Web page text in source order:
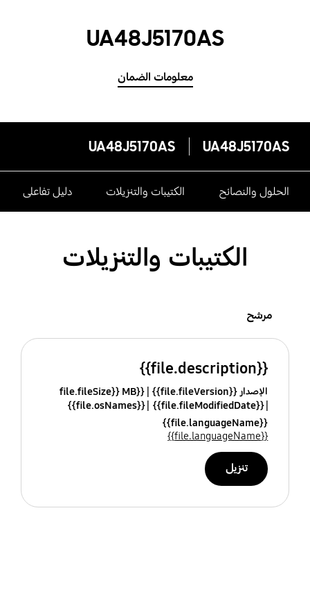
UA48J5170AS
معلومات الضمان
UA48J5170AS
UA48J5170AS
الحلول والنصائح الكتيبات والتنزيلات دليل تفاعلى
الكتيبات والتنزيلات
مرشح
{{file.description}}
الإصدار {{file.fileVersion}}
{{file.fileSize}} MB
{{file.fileModifiedDate}}
{{file.osNames}}
{{file.languageName}}
{{file.languageName}}
تنزيل